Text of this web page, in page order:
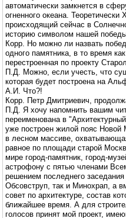
автоматически замкнется в
огненного океана.
происходящий сейчас в
историю символом нашей
Корр. Но можно ли назвать
одного памятника, в то время
перестроенная по проекту
П.Д. Можно, если учесть, что
которая будет построена на
А.И. Что?!
Корр. Петр Дмитриевич,
П.Д. Я хочу напомнить вашим
переименована в
уже построен жилой пояс Новой
в лесном массиве,
равное по площади старой
мире город-памятник, город-
астрофону с пятью членами
решением последнего
Обсовструп, так и Минохрап, а
совет по архитектуре, состав
ближайшее время. А для
голосов принят мой проект,